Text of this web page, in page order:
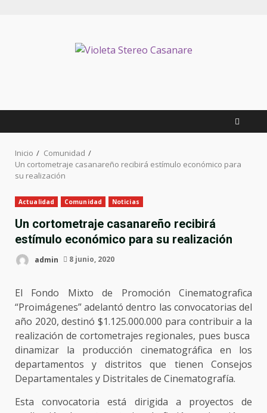
Inicio
Comunidad
Un cortometraje casanareño recibirá estímulo económico para
su realización
Actualidad Comunidad Noticias
Un cortometraje casanareño recibirá
estímulo económico para su realización
admin 8 junio, 2020
El Fondo Mixto de Promoción Cinematografica
“Proimágenes” adelantó dentro las convocatorias del
año 2020, destinó $1.125.000.000 para contribuir a la
realización de cortometrajes regionales, pues busca
dinamizar la producción cinematográfica en los
departamentos y distritos que tienen Consejos
Departamentales y Distritales de Cinematografía.
Esta convocatoria está dirigida a proyectos de